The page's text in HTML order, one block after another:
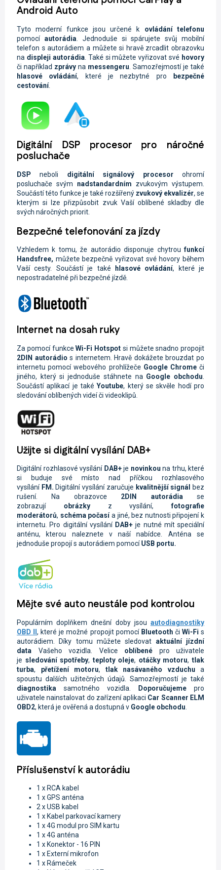
Android Auto
Tyto moderní funkce jsou určené k ovládání telefonu
pomocíautorádia . Jednoduše si spárujete svůj mobilní
telefon s autorádiem a můžete si hravě zrcadlit obrazovku
na displeji autorádia . Také si můžete vyřizovat své hovory
či například zprávy na messengeru . Samozřejmostí je také
hlasové ovládání, které je nezbytné pro
bezpečné
cestování.
Digitální DSP procesor pro náročné
posluchače
DSP neboli digitální signálový procesorohromí
posluchače svým nadstandardním zvukovým výstupem.
Součástí této funkce je také rozšířený zvukový ekvalizér, se
kterým si lze přizpůsobit zvuk Vaší oblíbené skladby dle
svých náročných priorit.
Bezpečné telefonování za jízdy
Vzhledem k tomu, že autorádio disponuje chytroufunkcí
Handsfree, můžete bezpečně vyřizovat své hovory během
Vaší cesty. Součástí je také
hlasové ovládání, které je
nepostradatelné při bezpečné jízdě.
Internet na dosah ruky
Za pomocí funkceWi-Fi Hotspot si můžete snadno propojit
2DIN autorádio s internetem. Hravě dokážete brouzdat po
internetu pomocí webového prohlížeče Google Chromeči
jiného, který si jednoduše stáhnete na Google obchodu
Součástí aplikací je takéYoutube, který se skvěle hodí pro
sledování oblíbených videí či videoklipů.
Užijte si digitální vysílání DAB+
Digitální rozhlasové vysílání DAB+je novinkou na trhu, které
si buduje své místo nad příčkou rozhlasového
vysílání FM. Digitální vysílání zaručuje kvalitnější signál
bez
rušení. Na obrazovce 2DIN autorádiase
zobrazují obrázkyz vysílání,fotografie
moderátorů, schéma počasía jiné, bez nutnosti připojení k
internetu. Pro digitální vysílání DAB+ je nutné mít speciální
anténu, kterou naleznete v naší nabídce. Anténa se
jednoduše propojí s autorádiem pomocíUSB portu.
Mějte své auto neustále pod kontrolou
Populárním doplňkem dnešní doby jsou autodiagnostiky
OBD II, které je možné propojit pomocí Bluetooth či Wi-Fi s
autorádiem. Díky tomu můžete sledovat aktuální jízdní
data Vašeho vozidla. Velice oblíbené pro uživatele
je sledování spotřeby, teploty oleje, otáčky motoru,tlak
turba, přetížení motoru, tlak nasávaného vzduchu a
spoustu dalších užitečných údajů. Samozřejmostí je také
diagnostika samotného vozidla. Doporučujeme pro
uživatele nainstalovat do zařízení aplikaci Car Scanner ELM
OBD2, která je ověřená a dostupná v Google obchodu
Příslušenství k autorádiu
1 x RCA kabel
1 x GPS anténa
2 x USB kabel
1 x Kabel parkovací kamery
1 x 4G modul pro SIM kartu
1 x 4G anténa
1 x Konektor - 16 PIN
1 x Externí mikrofon
1 x Rámeček